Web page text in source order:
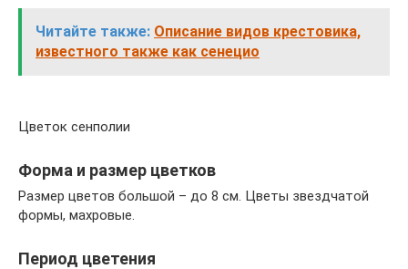
Читайте также: Описание видов крестовика,
известного также как сенецио
Цветок сенполии
Форма и размер цветков
Размер цветов большой – до 8 см. Цветы звездчатой
формы, махровые.
Период цветения